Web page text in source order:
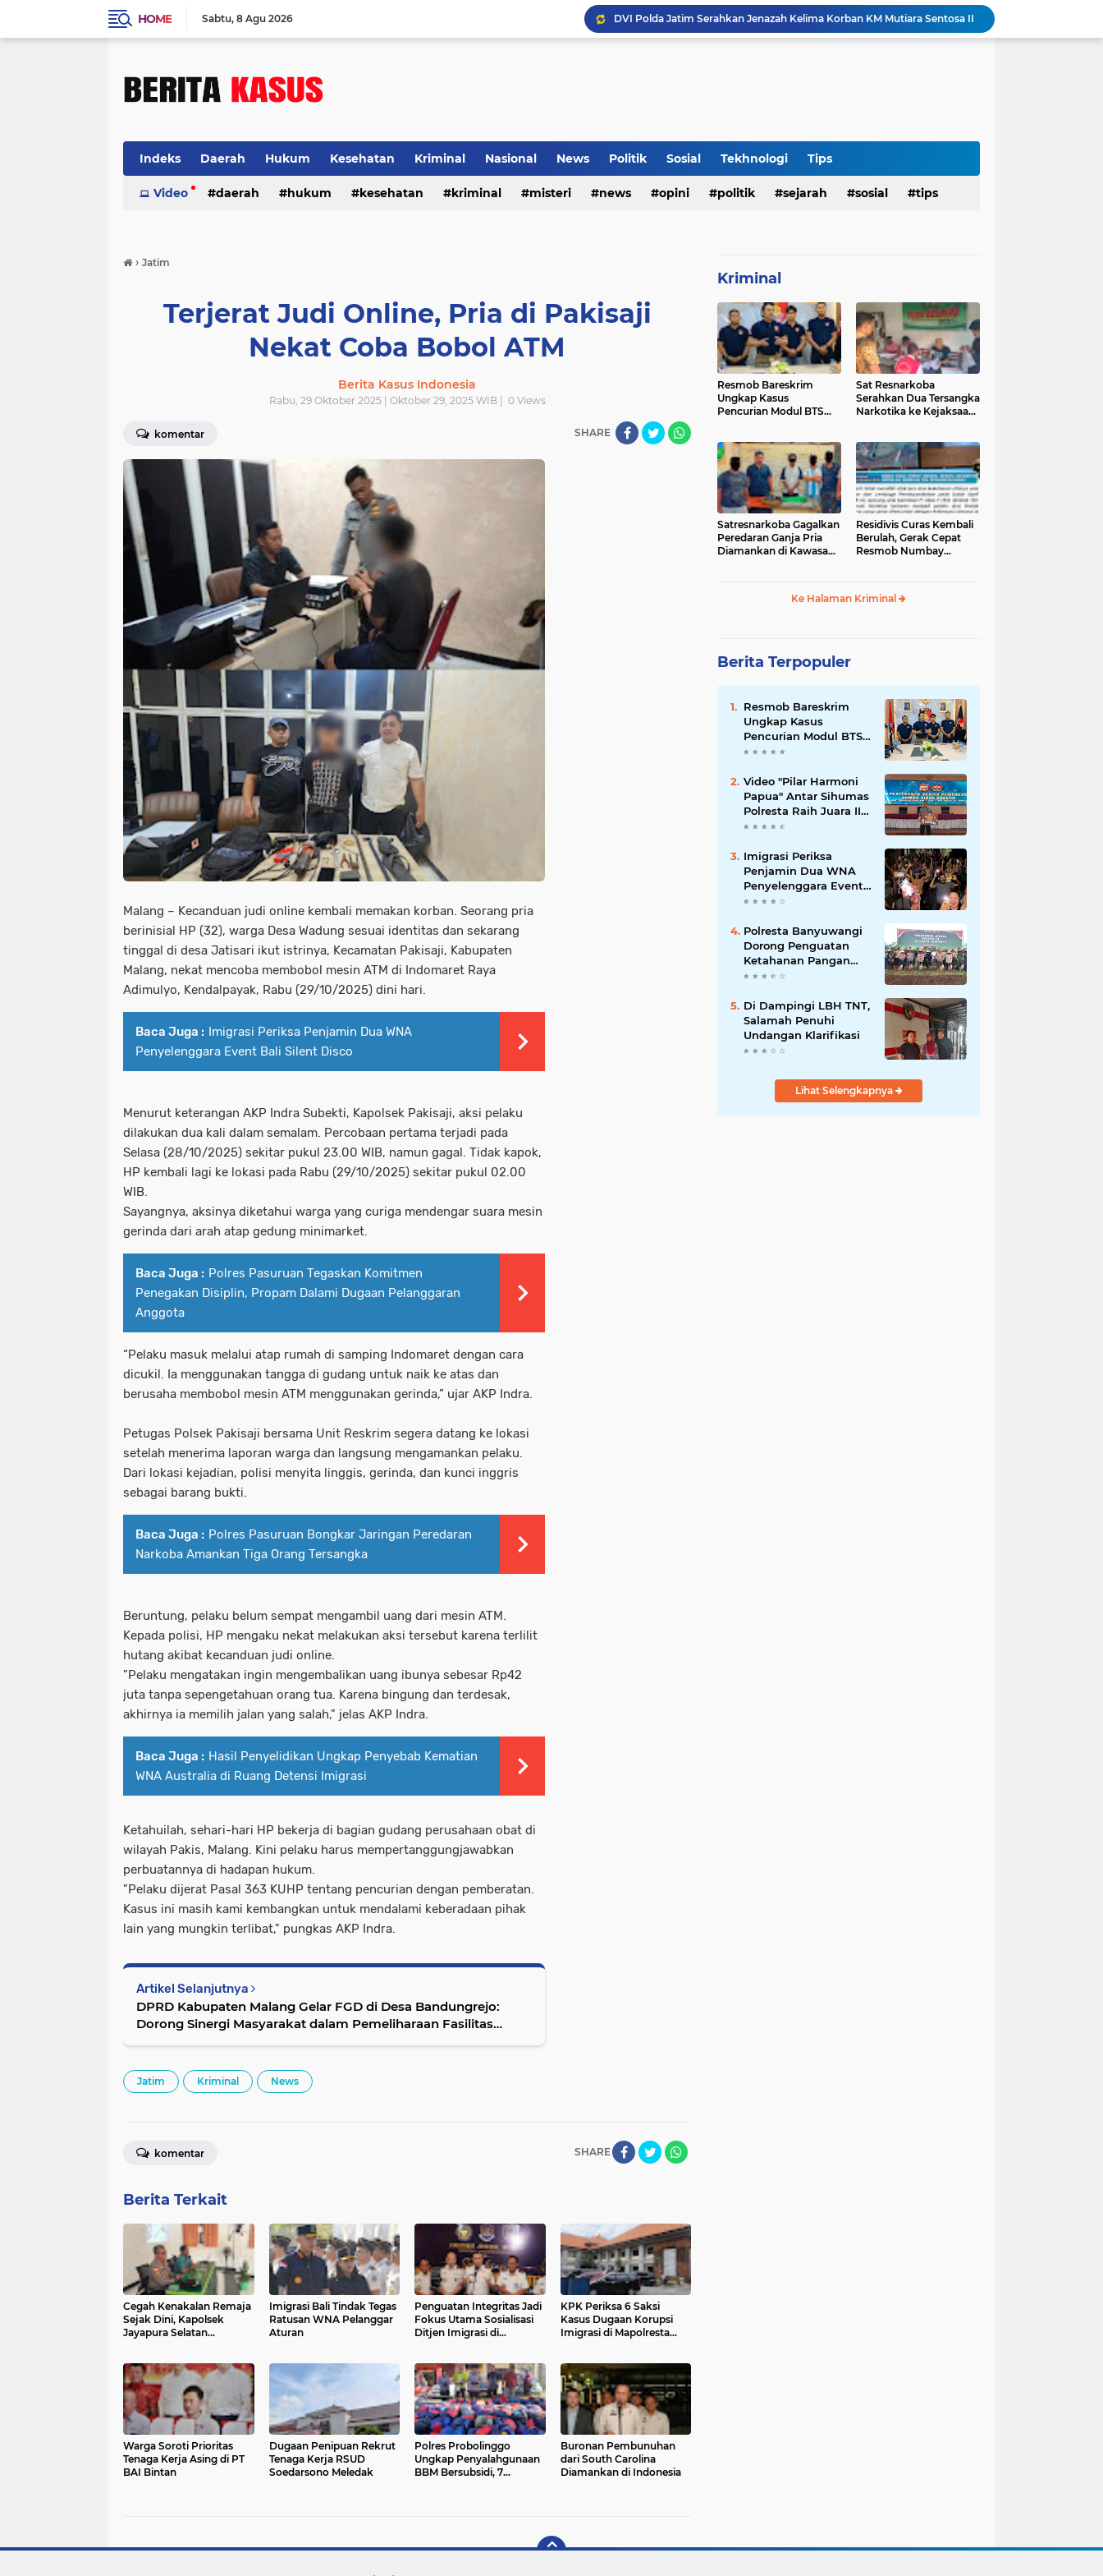
HOME Sabtu 8 Agu 2026
DVI Polda Jatim Serahkan Jenazah Kelima Korban KM Mutiara Sentosa II
Polresta Denpasar Ungkap Kasus Narkoba, Temukan Senpi dan Airsoft Gun Saat Pengerebekan
Tragedi Dini Hari Jembatan Merah Youtefa, Tim Gabungan Evakuasi Korban Pemancing Jatuh ke Laut
Indeks Daerah Hukum Kesehatan Kriminal Nasional News Politik Sosial Tekhnologi Tips
Video daerah hukum kesehatan kriminal misteri news opini politik sejarah sosial tips
› Jatim
Terjerat Judi Online, Pria di Pakisaji
Nekat Coba Bobol ATM
Berita Kasus Indonesia
Rabu, 29 Oktober 2025 | Oktober 29, 2025 WIB | 0Views
komentar SHARE
Malang – Kecanduan judi online kembali memakan korban. Seorang pria
berinisial HP (32), warga Desa Wadung sesuai identitas dan sekarang
tinggal di desa Jatisari ikut istrinya, Kecamatan Pakisaji, Kabupaten
Malang, nekat mencoba membobol mesin ATM di Indomaret Raya
Adimulyo, Kendalpayak, Rabu (29/10/2025) dini hari.
Baca Juga : Imigrasi Periksa Penjamin Dua WNA
Penyelenggara Event Bali Silent Disco
Menurut keterangan AKP Indra Subekti, Kapolsek Pakisaji, aksi pelaku
dilakukan dua kali dalam semalam. Percobaan pertama terjadi pada
Selasa (28/10/2025) sekitar pukul 23.00 WIB, namun gagal. Tidak kapok,
HP kembali lagi ke lokasi pada Rabu (29/10/2025) sekitar pukul 02.00
WIB.
Sayangnya, aksinya diketahui warga yang curiga mendengar suara mesin
gerinda dari arah atap gedung minimarket.
Baca Juga : Polres Pasuruan Tegaskan Komitmen
Penegakan Disiplin, Propam Dalami Dugaan Pelanggaran
Anggota
“Pelaku masuk melalui atap rumah di samping Indomaret dengan cara
dicukil. Ia menggunakan tangga di gudang untuk naik ke atas dan
berusaha membobol mesin ATM menggunakan gerinda,” ujar AKP Indra.
Petugas Polsek Pakisaji bersama Unit Reskrim segera datang ke lokasi
setelah menerima laporan warga dan langsung mengamankan pelaku.
Dari lokasi kejadian, polisi menyita linggis, gerinda, dan kunci inggris
sebagai barang bukti.
Baca Juga : Polres Pasuruan Bongkar Jaringan Peredaran
Narkoba Amankan Tiga Orang Tersangka
Beruntung, pelaku belum sempat mengambil uang dari mesin ATM.
Kepada polisi, HP mengaku nekat melakukan aksi tersebut karena terlilit
hutang akibat kecanduan judi online.
"Pelaku mengatakan ingin mengembalikan uang ibunya sebesar Rp42
juta tanpa sepengetahuan orang tua. Karena bingung dan terdesak,
akhirnya ia memilih jalan yang salah," jelas AKP Indra.
Baca Juga : Hasil Penyelidikan Ungkap Penyebab Kematian
WNA Australia di Ruang Detensi Imigrasi
Ketahuilah, sehari-hari HP bekerja di bagian gudang perusahaan obat di
wilayah Pakis, Malang. Kini pelaku harus mempertanggungjawabkan
perbuatannya di hadapan hukum.
"Pelaku dijerat Pasal 363 KUHP tentang pencurian dengan pemberatan.
Kasus ini masih kami kembangkan untuk mendalami keberadaan pihak
lain yang mungkin terlibat," pungkas AKP Indra.
Artikel Selanjutnya
DPRD Kabupaten Malang Gelar FGD di Desa Bandungrejo:
Dorong Sinergi Masyarakat dalam Pemeliharaan Fasilitas
Jatim Kriminal News
SHARE
komentar
Berita Terkait
Cegah Kenakalan Remaja
Sejak Dini, Kapolsek
Jayapura Selatan
Imigrasi Bali Tindak Tegas
Ratusan WNA Pelanggar
Aturan
Penguatan Integritas Jadi
Fokus Utama Sosialisasi
Ditjen Imigrasi di
KPK Periksa 6 Saksi
Kasus Dugaan Korupsi
Imigrasi di Mapolresta
Warga Soroti Prioritas
Tenaga Kerja Asing di PT
BAI Bintan
Dugaan Penipuan Rekrut
Tenaga Kerja RSUD
Soedarsono Meledak
Polres Probolinggo
Ungkap Penyalahgunaan
BBM Bersubsidi, 7
Buronan Pembunuhan
dari South Carolina
Diamankan di Indonesia
Kriminal
Resmob Bareskrim
Ungkap Kasus
Pencurian Modul BTS
Sat Resnarkoba
Serahkan Dua Tersangka
Narkotika ke Kejaksaan
‎Satresnarkoba Gagalkan
Peredaran Ganja Pria
Diamankan di Kawasan
‎Residivis Curas Kembali
Berulah, Gerak Cepat
Resmob Numbay
Ke Halaman Kriminal
Berita Terpopuler
Resmob Bareskrim
Ungkap Kasus
Pencurian Modul BTS
Senilai Rp.60 Miliar,
Video "Pilar Harmoni
Papua" Antar Sihumas
Polresta Raih Juara II
Lomba Video Kreatif
80
Imigrasi Periksa
Penjamin Dua WNA
Penyelenggara Event
Bali Silent Disco
Polresta Banyuwangi
Dorong Penguatan
Ketahanan Pangan
Lewat Penanaman
2025
Di Dampingi LBH TNT,
Salamah Penuhi
Undangan Klarifikasi
Lihat Selengkapnya